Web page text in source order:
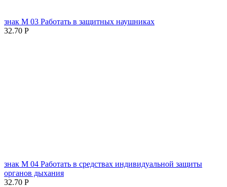
знак М 03 Работать в защитных наушниках
32.70 Р
знак М 04 Работать в средствах индивидуальной защиты
органов дыхания
32.70 Р